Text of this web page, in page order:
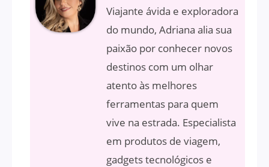
Viajante ávida e exploradora
do mundo, Adriana alia sua
paixão por conhecer novos
destinos com um olhar
atento às melhores
ferramentas para quem
vive na estrada. Especialista
em produtos de viagem,
gadgets tecnológicos e